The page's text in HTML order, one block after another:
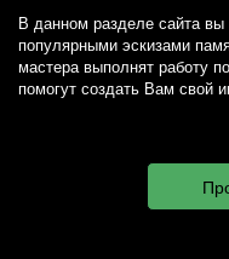
В данном разделе сайта
популярными эскизами
мастера выполнят работу
помогут создать Вам свой